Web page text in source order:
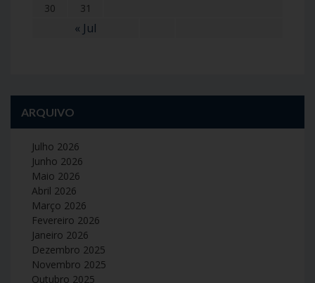
« Jul
30
31
ARQUIVO
Julho 2026
Junho 2026
Maio 2026
Abril 2026
Março 2026
Fevereiro 2026
Janeiro 2026
Dezembro 2025
Novembro 2025
Outubro 2025